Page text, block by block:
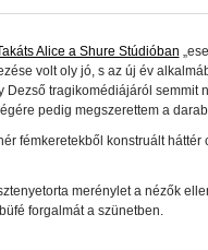
Alice a Shure Stúdióban
volt oly jó, s az új év
tragikomédiájáról semmit
pedig megszerettem a
fémkeretekből konstruált
merénylet a nézők
forgalmát a szünetben.